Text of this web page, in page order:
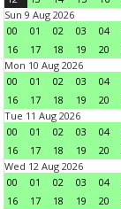
Sun 9 Aug 2026
00
01 02 03 04
16
17 18 19 20
Mon 10 Aug 2026
00
01 02 03 04
16
17 18 19 20
Tue 11 Aug 2026
00
01 02 03 04
16
17 18 19 20
Wed 12 Aug 2026
00
01 02 03 04
16
17 18 19 20